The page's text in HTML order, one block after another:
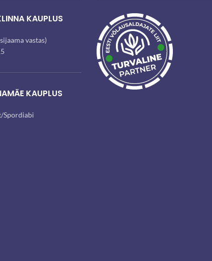
KAUPLUS
vastas)
KAUPLUS
Spordiabi